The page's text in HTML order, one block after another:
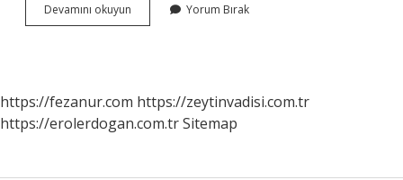
Devamını okuyun Sandaloz
Sakızı
Yorum Bırak
https://fezanur.com https://zeytinvadisi.com.tr
https://erolerdogan.com.trSitemap